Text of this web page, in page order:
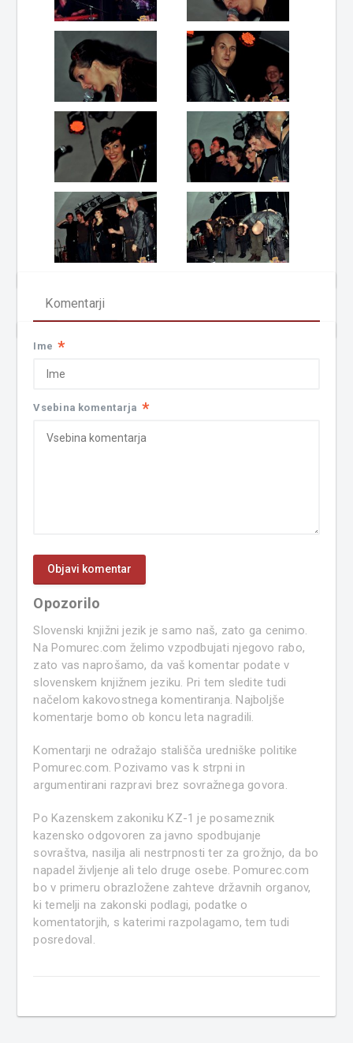
Komentarji
Ime *
Vsebina komentarja *
Opozorilo
Slovenski knjižni jezik je samo naš, zato ga cenimo.
Na Pomurec.com želimo vzpodbujati njegovo rabo,
zato vas naprošamo, da vaš komentar podate v
slovenskem knjižnem jeziku. Pri tem sledite tudi
načelom kakovostnega komentiranja. Najboljše
komentarje bomo ob koncu leta nagradili.
Komentarji ne odražajo stališča uredniške politike
Pomurec.com. Pozivamo vas k strpni in
argumentirani razpravi brez sovražnega govora.
Po Kazenskem zakoniku KZ-1 je posameznik
kazensko odgovoren za javno spodbujanje
sovraštva, nasilja ali nestrpnosti ter za grožnjo, da bo
napadel življenje ali telo druge osebe. Pomurec.com
bo v primeru obrazložene zahteve državnih organov,
ki temelji na zakonski podlagi, podatke o
komentatorjih, s katerimi razpolagamo, tem tudi
posredoval.